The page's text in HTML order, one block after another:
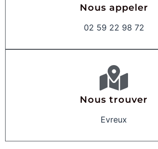
Nous appeler
02 59 22 98 72
Nous trouver
Evreux